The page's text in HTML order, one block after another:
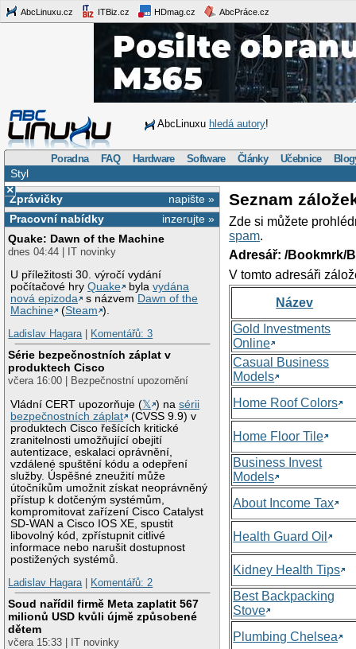
AbcLinuxu.cz ITBiz.cz HDmag.cz AbcPráce.cz
AbcLinuxu hledá autory!
Poradna FAQ Hardware Software Články Učebnice
Styl
×
napište »
Zprávičky
inzerujte »
Pracovní nabídky
Quake: Dawn of the Machine
dnes 04:44 | IT novinky
U příležitosti 30. výročí vydání
počítačové hryQuake bylavydána
nová epizoda
s názvem Dawn of the
Machine
(Steam ).
Ladislav Hagara| Komentářů: 3
Série bezpečnostních záplat v
produktech Cisco
včera 16:00 | Bezpečnostní upozornění
Vládní CERT upozorňuje (𝕏 ) nasérii
bezpečnostních záplat
(CVSS 9.9) v
produktech Cisco řešících kritické
zranitelnosti umožňující obejití
autentizace, eskalaci oprávnění,
vzdálené spuštění kódu a odepření
služby. Úspěšné zneužití může
útočníkům umožnit získat neoprávněný
přístup k dotčeným systémům,
kompromitovat zařízení Cisco Catalyst
SD-WAN a Cisco IOS XE, spustit
libovolný kód, zpřístupnit citlivé
informace nebo narušit dostupnost
postižených systémů.
Ladislav Hagara| Komentářů: 2
Soud nařídil firmě Meta zaplatit 567
milionů USD kvůli újmě způsobené
dětem
včera 15:33 | IT novinky
Seznam
Zde si můžete
spam.
Adresář: /Bookmrk/
V tomto adresáři
Název
Gold Investments
Online
Casual Business
Models
Home Roof Colors
Home Floor Tile
Business Invest
Models
About Income Tax
Health Guard Oil
Kidney Health Tips
Best Backpacking
Stove
Plumbing Chelsea